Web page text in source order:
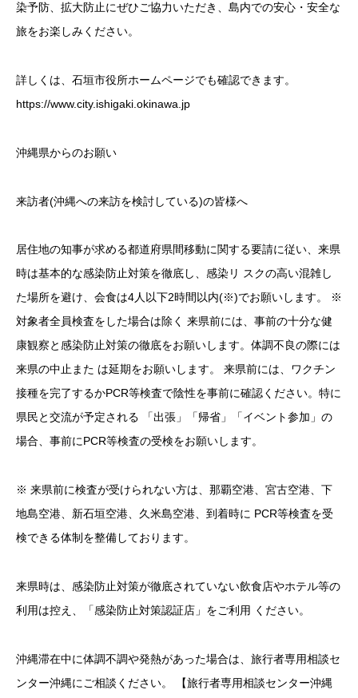
染予防、拡大防止にぜひご協力いただき、島内での安心・安全な
旅をお楽しみください。
詳しくは、石垣市役所ホームページでも確認できます。
https://www.city.ishigaki.okinawa.jp
沖縄県からのお願い
来訪者(沖縄への来訪を検討している)の皆様へ
居住地の知事が求める都道府県間移動に関する要請に従い、来県
時は基本的な感染防止対策を徹底し、感染リ スクの高い混雑し
た場所を避け、会食は4人以下2時間以内(※)でお願いします。 ※
対象者全員検査をした場合は除く 来県前には、事前の十分な健
康観察と感染防止対策の徹底をお願いします。体調不良の際には
来県の中止また は延期をお願いします。 来県前には、ワクチン
接種を完了するかPCR等検査で陰性を事前に確認ください。特に
県民と交流が予定される 「出張」「帰省」「イベント参加」の
場合、事前にPCR等検査の受検をお願いします。
※ 来県前に検査が受けられない方は、那覇空港、宮古空港、下
地島空港、新石垣空港、久米島空港、到着時に PCR等検査を受
検できる体制を整備しております。
来県時は、感染防止対策が徹底されていない飲食店やホテル等の
利用は控え、「感染防止対策認証店」をご利用 ください。
沖縄滞在中に体調不調や発熱があった場合は、旅行者専用相談セ
ンター沖縄にご相談ください。 【旅行者専用相談センター沖縄